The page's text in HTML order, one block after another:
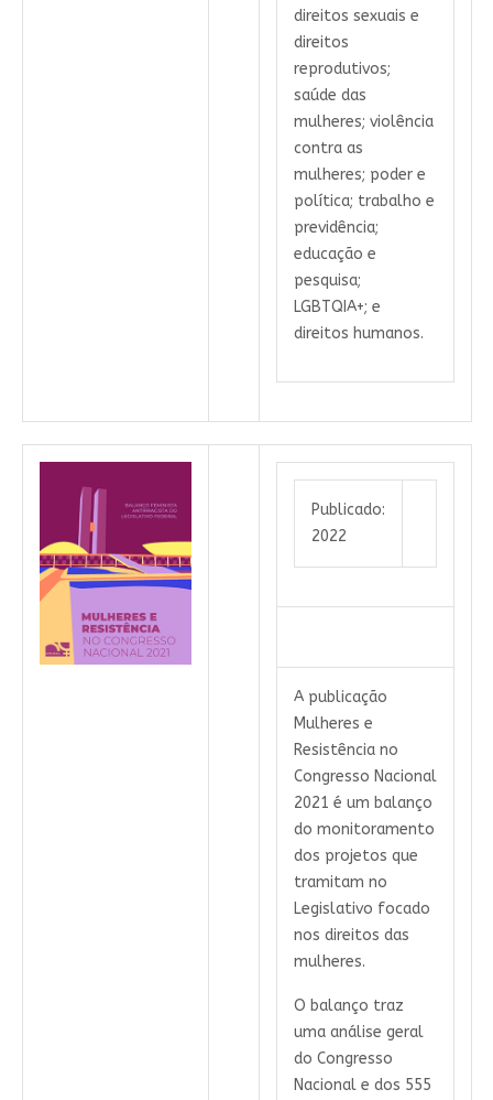
direitos sexuais e
direitos
reprodutivos;
saúde das
mulheres; violência
contra as
mulheres; poder e
política; trabalho e
previdência;
educação e
pesquisa;
LGBTQIA+; e
direitos humanos.
Publicado:
2022
A publicação
Mulheres e
Resistência no
Congresso Nacional
2021 é um balanço
do monitoramento
dos projetos que
tramitam no
Legislativo focado
nos direitos das
mulheres.
O balanço traz
uma análise geral
do Congresso
Nacional e dos 555